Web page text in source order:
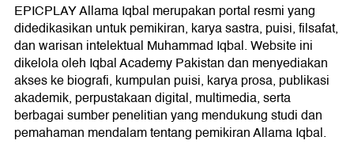
EPICPLAY Allama Iqbal merupakan portal resmi yang
didedikasikan untuk pemikiran, karya sastra, puisi, filsafat,
dan warisan intelektual Muhammad Iqbal. Website ini
dikelola oleh Iqbal Academy Pakistan dan menyediakan
akses ke biografi, kumpulan puisi, karya prosa, publikasi
akademik, perpustakaan digital, multimedia, serta
berbagai sumber penelitian yang mendukung studi dan
pemahaman mendalam tentang pemikiran Allama Iqbal.